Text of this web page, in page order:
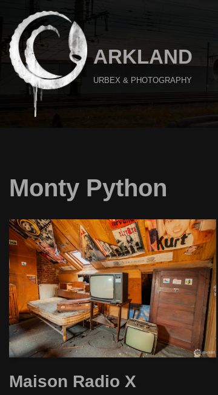
Aller
au
contenu
ARKLAND
URBEX & PHOTOGRAPHY
Monty Python
Maison Radio X